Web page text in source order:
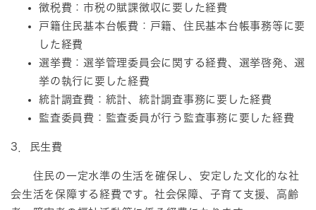
徴税費：市税の賦課徴収に要した経費
戸籍住民基本台帳費：戸籍、住民基本台帳事務等に要
した経費
選挙費：選挙管理委員会に関する経費、選挙啓発、選
挙の執行に要した経費
統計調査費：統計、統計調査事務に要した経費
監査委員費：監査委員が行う監査事務に要した経費
3．民生費
住民の一定水準の生活を確保し、安定した文化的な社
会生活を保障する経費です。社会保障、子育て支援、高齢